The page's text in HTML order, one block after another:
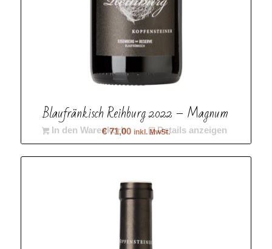
Blaufränkisch Reihburg 2022 – Magnum
€71,00 inkl. MwSt.
In den Warenkorb Details anzeigen